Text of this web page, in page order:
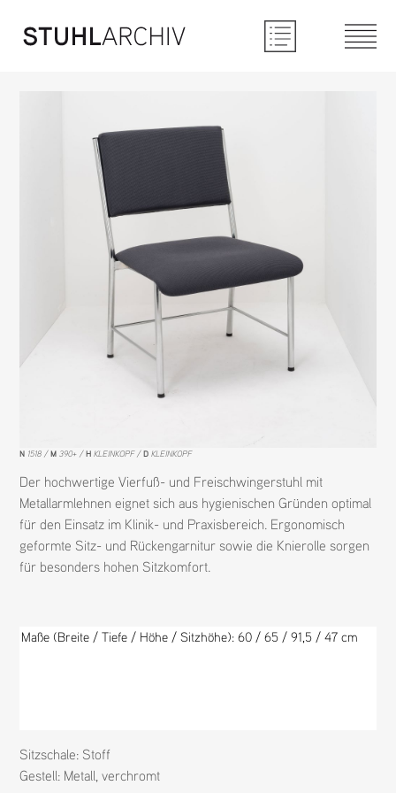
N 1518 M 390+ H KLEINKOPF D KLEINKOPF
Der hochwertige Vierfuß- und Freischwingerstuhl mit
Metallarmlehnen eignet sich aus hygienischen Gründen optimal
für den Einsatz im Klinik- und Praxisbereich. Ergonomisch
geformte Sitz- und Rückengarnitur sowie die Knierolle sorgen
für besonders hohen Sitzkomfort.
Maße (Breite / Tiefe / Höhe / Sitzhöhe): 60 / 65 / 91,5 / 47 cm
Sitzschale: Stoff
Gestell: Metall,verchromt